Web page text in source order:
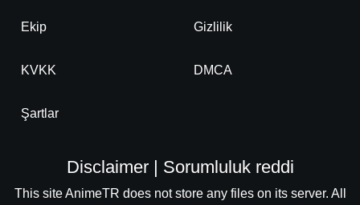
Ekip Gizlilik
KVKK DMCA
Şartlar
Disclaimer | Sorumluluk reddi
This site AnimeTR does not store any files on its server. All